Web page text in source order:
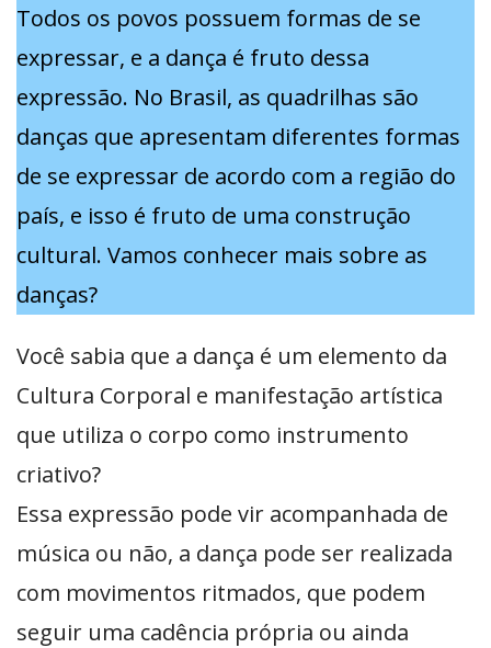
Todos os povos possuem formas de se
expressar, e a dança é fruto dessa
expressão. No Brasil, as quadrilhas são
danças que apresentam diferentes formas
de se expressar de acordo com a região do
país, e isso é fruto de uma construção
cultural. Vamos conhecer mais sobre as
danças?
Você sabia que a dança é um elemento da
Cultura Corporal e manifestação artística
que utiliza o corpo como instrumento
criativo?
Essa expressão pode vir acompanhada de
música ou não, a dança pode ser realizada
com movimentos ritmados, que podem
seguir uma cadência própria ou ainda